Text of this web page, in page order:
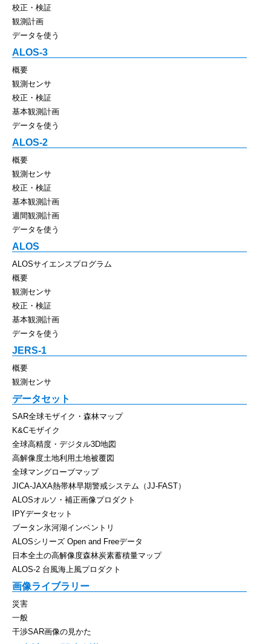
校正・検証
観測計画
データを使う
ALOS-3
概要
観測センサ
校正・検証
基本観測計画
データを使う
ALOS-2
概要
観測センサ
校正・検証
基本観測計画
週間観測計画
データを使う
ALOS
ALOSサイエンスプログラム
概要
観測センサ
校正・検証
基本観測計画
データを使う
JERS-1
概要
観測センサ
データセット
SAR全球モザイク・森林マップ
K&Cモザイク
全球高精度・デジタル3D地図
高解像度土地利用土地被覆図
全球マングローブマップ
JICA-JAXA熱帯林早期警戒システム（JJ-FAST）
ALOSオルソ・補正画像プロダクト
IPYデータセット
ブータン氷河湖インベントリ
ALOSシリーズ Open and Freeデータ
日本全土の高解像度森林炭素蓄積量マップ
ALOS-2 台風海上風プロダクト
画像ライブラリー
災害
一般
干渉SAR画像の見かた